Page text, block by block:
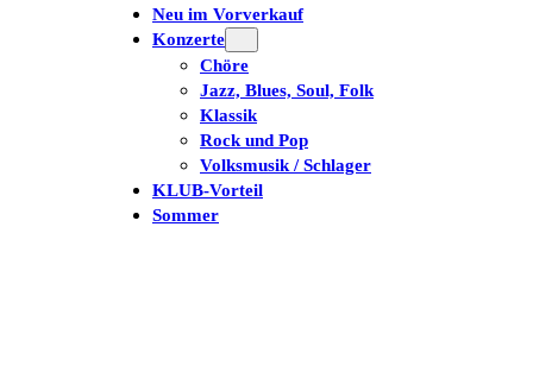
Neu im Vorverkauf
Konzerte
Chöre
Jazz, Blues, Soul, Folk
Klassik
Rock und Pop
Volksmusik / Schlager
KLUB-Vorteil
Sommer